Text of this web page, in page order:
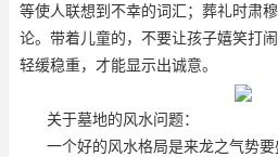
等使人联想到不幸的词汇；葬礼时肃
论。带着儿童的，不要让孩子嬉笑打
轻缓稳重，才能显示出诚意。
关于墓地的风水问题：
一个好的风水格局是来龙之气势要